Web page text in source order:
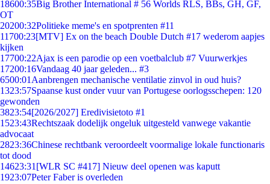
18600:35Big Brother International # 56 Worlds RLS, BBs, GH, GF,
OT
20200:32Politieke meme's en spotprenten #11
11700:23[MTV] Ex on the beach Double Dutch #17 wederom aapjes
kijken
17700:22Ajax is een parodie op een voetbalclub #7 Vuurwerkjes
17200:16Vandaag 40 jaar geleden... #3
6500:01 Aanbrengen mechanische ventilatie zinvol in oud huis?
1323:57Spaanse kust onder vuur van Portugese oorlogsschepen: 120
gewonden
3823:54[2026/2027] Eredivisietoto #1
1523:43Rechtszaak dodelijk ongeluk uitgesteld vanwege vakantie
advocaat
2823:36Chinese rechtbank veroordeelt voormalige lokale functionaris
tot dood
14623:31 [WLR SC #417] Nieuw deel openen was kaputt
1923:07Peter Faber is overleden